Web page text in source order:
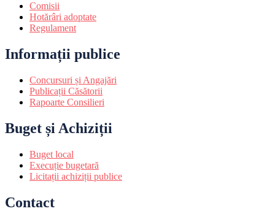
Comisii
Hotărâri adoptate
Regulament
Informații publice
Concursuri și Angajări
Publicații Căsătorii
Rapoarte Consilieri
Buget și Achiziții
Buget local
Execuție bugetară
Licitații achiziții publice
Contact